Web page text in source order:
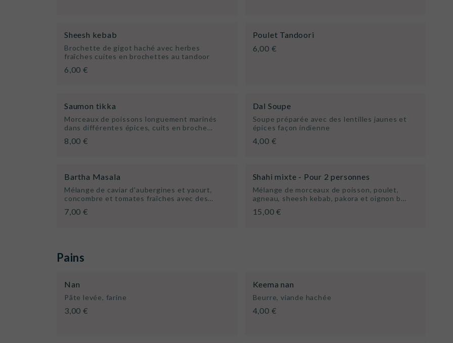
Sheesh kebab
Brochette de gigot haché avec herbes
fraîches cuites en brochettes au tandoor
6,00 €
Poulet Tandoori
6,00 €
Saumon tikka
Morceaux de poissons longuement marinés
dans différentes épices, cuits en broche…
8,00 €
Dal Soupe
Soupe préparée avec des lentilles jaunes et
épices façon indienne
4,00 €
Bartha Masala
Mélange de caviar d'aubergines et yaourt,
concombre et tomates fraîches avec des…
7,00 €
Shahi mixte - Pour 2 personnes
Mélange de morceaux de poisson, poulet,
agneau, sheesh kebab, pakora et oignon b…
15,00 €
Pains
Nan
Pâte levée, farine
3,00 €
Keema nan
Beurre, viande hachée
4,00 €